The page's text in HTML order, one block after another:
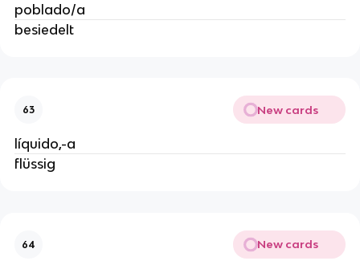
poblado/a
besiedelt
63 New cards
líquido,-a
flüssig
64 New cards